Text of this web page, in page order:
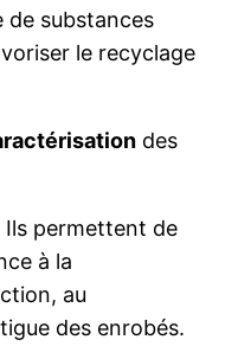
de substances
le recyclage
des
Ils permettent de
à la
au
des enrobés.